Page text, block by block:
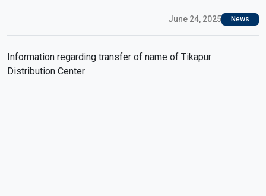
June 24, 2025 News
Information regarding transfer of name of Tikapur
Distribution Center